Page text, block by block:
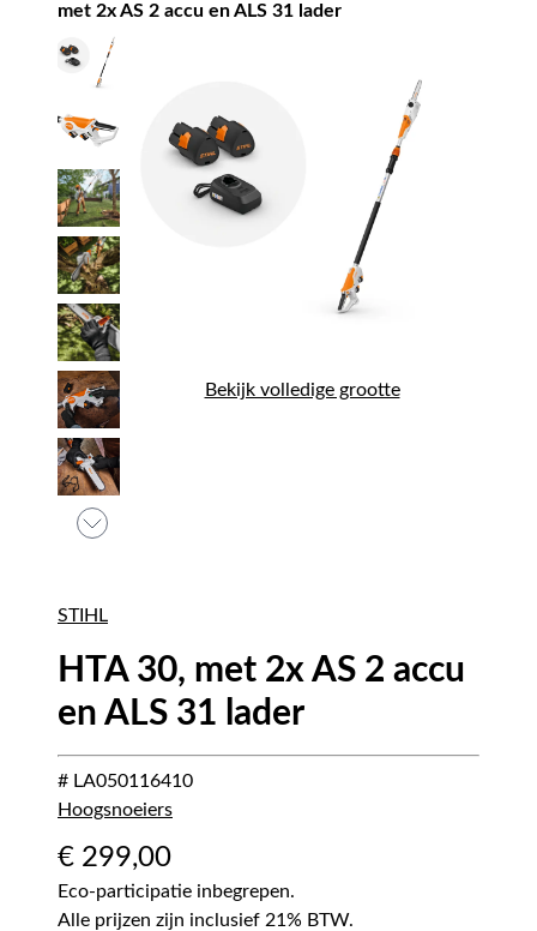
met 2x AS 2 accu en ALS 31 lader
Bekijk volledige grootte
STIHL
HTA 30, met 2x AS 2 accu
en ALS 31 lader
# LA050116410
Hoogsnoeiers
€ 299,00
Eco-participatie inbegrepen.
Alle prijzen zijn inclusief 21% BTW.